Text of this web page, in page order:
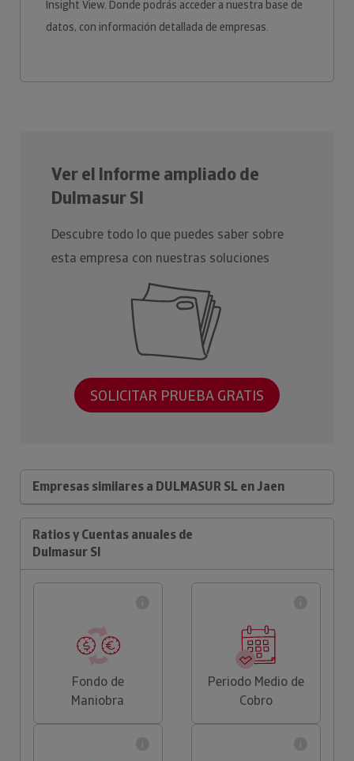
Insight View. Donde podrás acceder a nuestra base de
datos, con información detallada de empresas.
Ver el Informe ampliado de
Dulmasur Sl
Descubre todo lo que puedes saber sobre
esta empresa con nuestras soluciones
SOLICITAR PRUEBA GRATIS
Empresas similares a DULMASUR SL en Jaen
Ratios y Cuentas anuales de
Dulmasur Sl
Fondo de
Maniobra
Periodo Medio de
Cobro